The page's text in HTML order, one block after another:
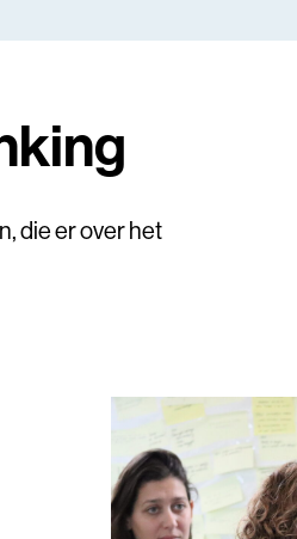
die er over het